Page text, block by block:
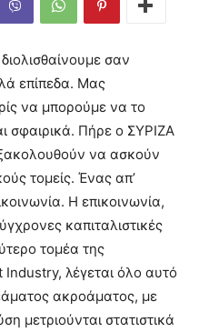
σαν
επίπεδα. Μας
να μπορούμε να το
σφαιρικά. Πήρε ο ΣΥΡΙΖΑ
να ασκούν
τομείς. Ένας απ’
Η επικοινωνία,
καπιταλιστικές
τομέα της
λέγεται όλο αυτό
ακροάματος, με
μετριούνται στατιστικά